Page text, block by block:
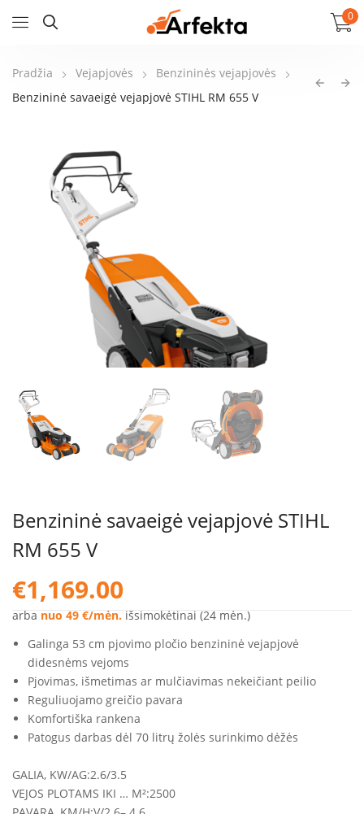
0
Pradžia Vejapjovės
Benzininės vejapjovės
Benzininė savaeigė vejapjovė STIHL RM 655 V
Benzininė savaeigė vejapjovė STIHL
RM 655 V
€1,169.00
arba nuo 49 €/mėn. išsimokėtinai (24 mėn.)
Galinga 53 cm pjovimo pločio benzininė vejapjovė
didesnėms vejoms
Pjovimas, išmetimas ar mulčiavimas nekeičiant peilio
Reguliuojamo greičio pavara
Komfortiška rankena
Patogus darbas dėl 70 litrų žolės surinkimo dėžės
GALIA, KW/AG:2.6/3.5
VEJOS PLOTAMS IKI … M²:2500